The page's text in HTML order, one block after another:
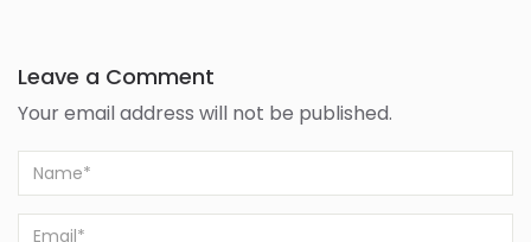
Leave a Comment
Your email address will not be published.